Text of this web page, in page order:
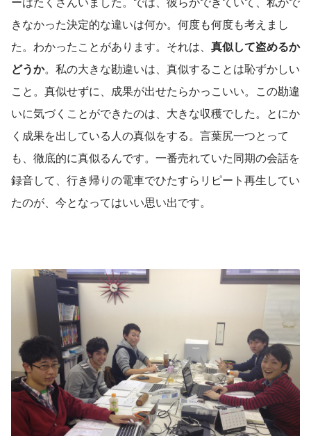
きなかった決定的な違いは何か。何度も何度も考えまし
た。わかったことがあります。それは、 真似して盗めるか
どうか。私の大きな勘違いは、真似することは恥ずかしい
こと。真似せずに、成果が出せたらかっこいい。この勘違
いに気づくことができたのは、大きな収穫でした。とにか
く成果を出している人の真似をする。言葉尻一つとって
も、徹底的に真似るんです。一番売れていた同期の会話を
録音して、行き帰りの電車でひたすらリピート再生してい
たのが、今となってはいい思い出です。